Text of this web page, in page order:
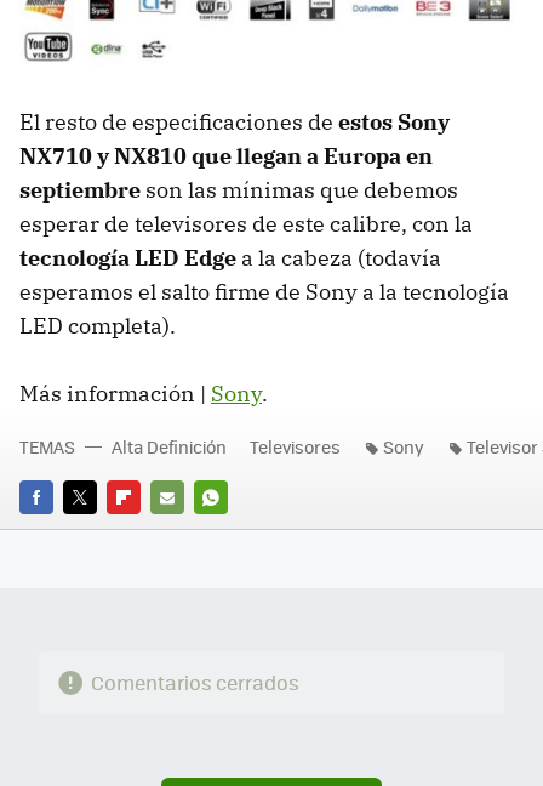
El resto de especificaciones de estos Sony
NX710 y NX810 que llegan a Europa en
septiembre son las mínimas que debemos
esperar de televisores de este calibre, con la
tecnologíaLED Edge a la cabeza (todavía
esperamos el salto firme de Sony a la tecnología
LED completa).
Más información | Sony.
FACEBOOK
TWITTERFLIPBOARD
E-
WHATSAPP
TEMAS Alta Definición Televisores Sony Televisor
Comentarios cerrados